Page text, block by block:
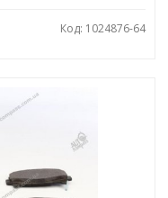
Код: 1024876-64